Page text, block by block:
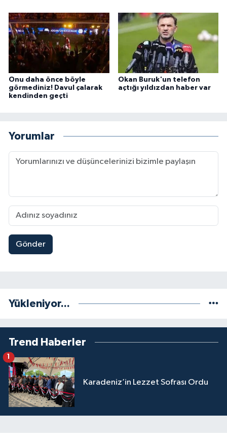
Onu daha önce böyle
görmediniz! Davul çalarak
kendinden geçti
Okan Buruk'un telefon
açtığı yıldızdan haber var
Yorumlar
Gönder
Yükleniyor...
Trend Haberler
Karadeniz’in Lezzet Sofrası Ordu